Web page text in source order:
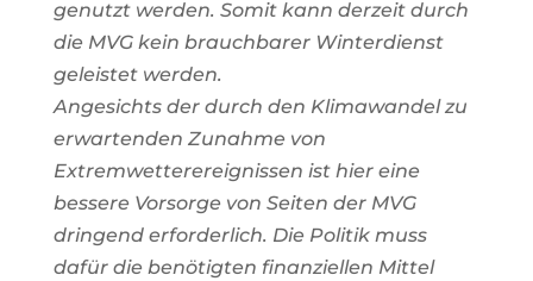
genutzt werden. Somit kann derzeit durch
die MVG kein brauchbarer Winterdienst
geleistet werden.
Angesichts der durch den Klimawandel zu
erwartenden Zunahme von
Extremwetterereignissen ist hier eine
bessere Vorsorge von Seiten der MVG
dringend erforderlich. Die Politik muss
dafür die benötigten finanziellen Mittel